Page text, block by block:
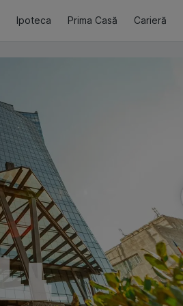
Ipoteca Prima Casă Carieră